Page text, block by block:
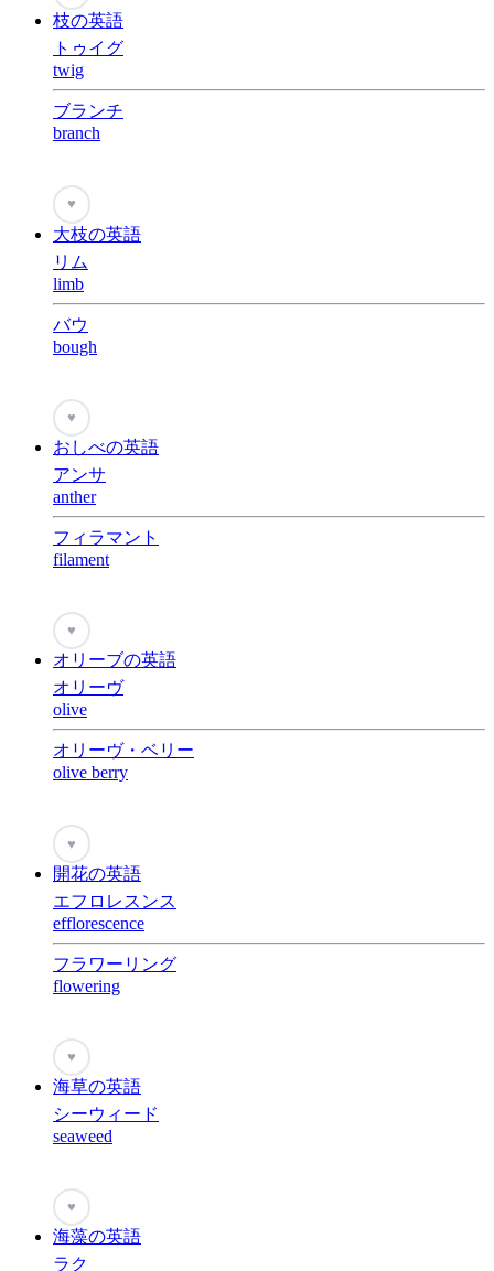
枝の英語
トゥイグ
twig
ブランチ
branch
♥
大枝の英語
リム
limb
バウ
bough
♥
おしべの英語
アンサ
anther
フィラマント
filament
♥
オリーブの英語
オリーヴ
olive
オリーヴ・ベリー
olive berry
♥
開花の英語
エフロレスンス
efflorescence
フラワーリング
flowering
♥
海草の英語
シーウィード
seaweed
♥
海藻の英語
ラク